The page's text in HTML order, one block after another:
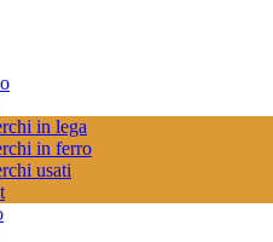
in lega
in ferro
usati